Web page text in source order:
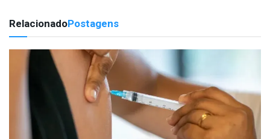
RelacionadoPostagens